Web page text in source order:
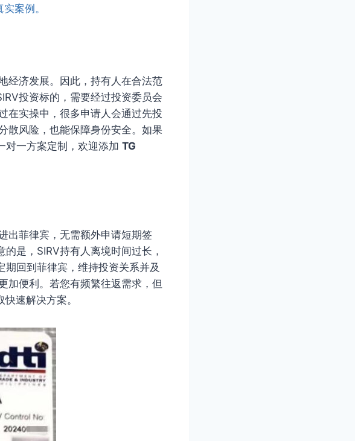
案例。
经济发展。因此，持有人在合法范
投资标的，需要经过投资委员会
在实操中，很多申请人会通过先投
散风险，也能保障身份安全。如果
对一方案定制，欢迎添加 TG
出菲律宾，无需额外申请短期签
是，SIRV持有人离境时间过长，
回到菲律宾，维持投资关系并及
加便利。若您有频繁往返需求，但
速解决方案。